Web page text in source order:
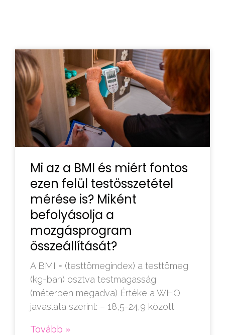
Mi az a BMI és miért fontos
ezen felül testösszetétel
mérése is? Miként
befolyásolja a
mozgásprogram
összeállítását?
A BMI = (testtömegindex) a testtömeg
(kg-ban) osztva testmagasság
(méterben megadva) Értéke a WHO
javaslata szerint: – 18,5-24,9 között
Tovább »